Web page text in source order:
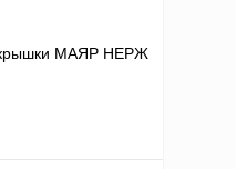
крышки МАЯР НЕРЖ